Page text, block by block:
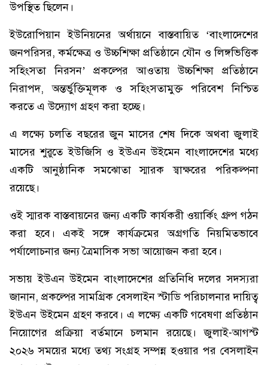
উপস্থিত ছিলেন।
ইউরোপিয়ান ইউনিয়নের অর্থায়নে বাস্তবায়িত ‘বাংলাদেশের
জনপরিসর, কর্মক্ষেত্র ও উচ্চশিক্ষা প্রতিষ্ঠানে যৌন ও লিঙ্গভিত্তিক
সহিংসতা নিরসন’ প্রকল্পের আওতায় উচ্চশিক্ষা প্রতিষ্ঠানে
নিরাপদ, অন্তর্ভুক্তিমূলক ও সহিংসতামুক্ত পরিবেশ নিশ্চিত
করতে এ উদ্যোগ গ্রহণ করা হচ্ছে।
এ লক্ষ্যে চলতি বছরের জুন মাসের শেষ দিকে অথবা জুলাই
মাসের শুরুতে ইউজিসি ও ইউএন উইমেন বাংলাদেশের মধ্যে
একটি আনুষ্ঠানিক সমঝোতা স্মারক স্বাক্ষরের পরিকল্পনা
রয়েছে।
ওই স্মারক বাস্তবায়নের জন্য একটি কার্যকরী ওয়ার্কিং গ্রুপ গঠন
করা হবে। একই সঙ্গে কার্যক্রমের অগ্রগতি নিয়মিতভাবে
পর্যালোচনার জন্য ত্রৈমাসিক সভা আয়োজন করা হবে।
সভায় ইউএন উইমেন বাংলাদেশের প্রতিনিধি দলের সদস্যরা
জানান, প্রকল্পের সামগ্রিক বেসলাইন স্টাডি পরিচালনার দায়িত্ব
ইউএন উইমেন গ্রহণ করবে। এ লক্ষ্যে একটি গবেষণা প্রতিষ্ঠান
নিয়োগের প্রক্রিয়া বর্তমানে চলমান রয়েছে। জুলাই-আগস্ট
২০২৬ সময়ের মধ্যে তথ্য সংগ্রহ সম্পন্ন হওয়ার পর বেসলাইন